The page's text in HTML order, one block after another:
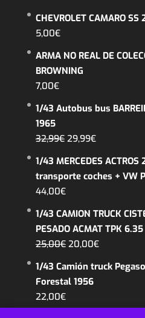
CHEVROLET CAMARO SS
5,00€
ARMA NO REAL DE
BROWNING
7,00€
1/43 Autobus bus
1965
32,99€ El
original
era:
29,99€El
actual
es:
1/43 MERCEDES
transporte coches + VW
44,00€
1/43 CAMION TRUCK
PESADO ACMAT TPK
25,00€ El
original
era:
20,00€El
actual
1/43 Camión truck
Forestal 1956
22,00€